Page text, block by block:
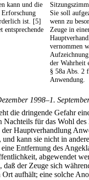
kann und die
ist. [5]
entsprechende
Sie soll
wenn zu
Zeuge in
vernommen
der
§ 58a Abs. 2
Anwendung.
1998–1.
die dringende Gefahr
Nachteils für das Wohl
Hauptverhandlung
kann sie nicht in
Entfernung des
abgewendet
daß der Zeuge sich
Ort aufhält; eine solche